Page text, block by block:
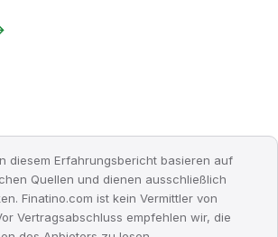
diesem Erfahrungsbericht basieren auf
Quellen und dienen ausschließlich
Finatino.com ist kein Vermittler von
Vertragsabschluss empfehlen wir, die